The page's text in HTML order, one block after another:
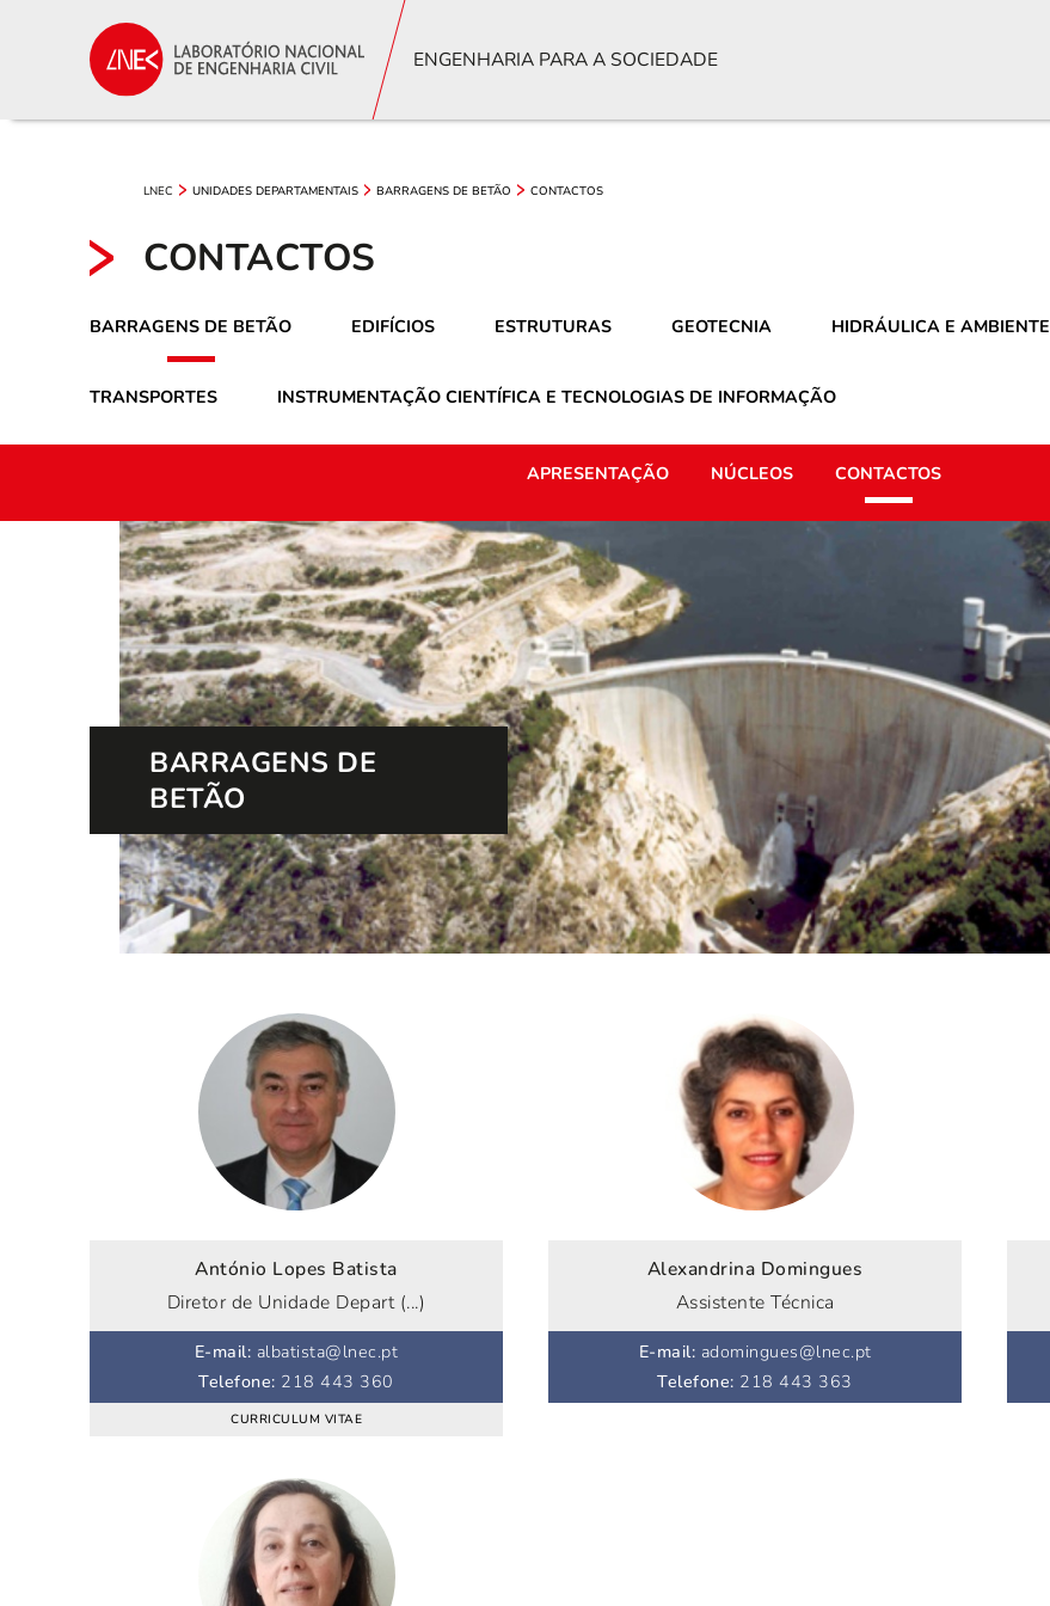
ENGENHARIA PARA A SOCIEDADE
LNEC UNIDADES DEPARTAMENTAIS BARRAGENS DE BETÃO CONTACTOS
CONTACTOS
BARRAGENS DE BETÃO EDIFÍCIOS ESTRUTURAS GEOTECNIA HIDRÁULICA E AMBIENTE
TRANSPORTES INSTRUMENTAÇÃO CIENTÍFICA E TECNOLOGIAS DE INFORMAÇÃO
APRESENTAÇÃO NÚCLEOS CONTACTOS
BARRAGENS DE
BETÃO
António Lopes Batista
Diretor de Unidade Depart (...)
E-mail: albatista@lnec.pt
Telefone: 218 443 360
CURRICULUM VITAE
Alexandrina Domingues
Assistente Técnica
E-mail: adomingues@lnec.pt
Telefone: 218 443 363